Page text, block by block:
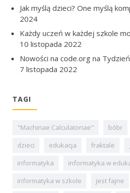
Jak myślą dzieci? One myślą
2024
Każdy uczeń w każdej szkole
10 listopada 2022
Nowości na code.org na
7 listopada 2022
TAGI
"Machinae Calculatoriae" bóbr
dzieci
edukacja fraktale
informatyka
informatyka w
informatyka w szkole
jest fajne